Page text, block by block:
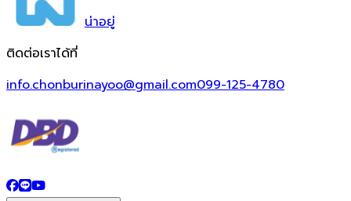
น่าอยู่
ติดต่อเราได้ที่
info.chonburinayoo@gmail.com099-125-4780